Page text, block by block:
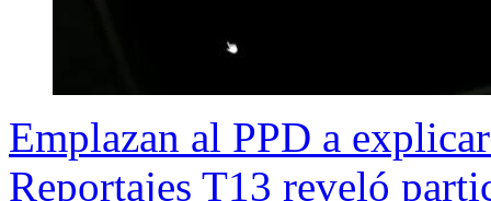
Emplazan al PPD a
Reportajes T13 reveló